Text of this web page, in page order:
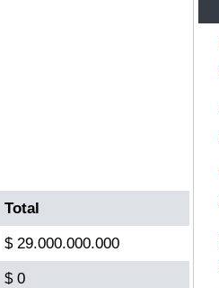
Total
$ 29.000.000.000
$ 0